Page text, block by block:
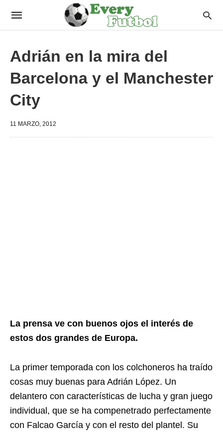
Adrián en la mira del
Barcelona y el Manchester
City
11 MARZO, 2012
La prensa ve con buenos ojos el interés de
estos dos grandes de Europa.
La primer temporada con los colchoneros ha traído
cosas muy buenas para Adrián López. Un
delantero con características de lucha y gran juego
individual, que se ha compenetrado perfectamente
con Falcao García y con el resto del plantel. Su